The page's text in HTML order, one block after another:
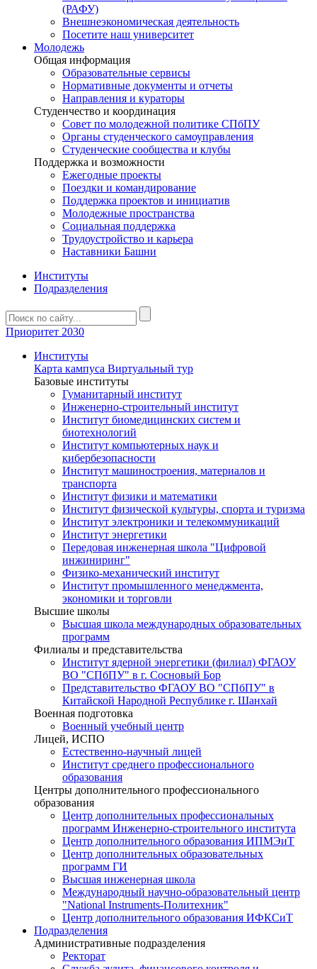
(РАФУ)
Внешнеэкономическая деятельность
Посетите наш университет
Молодежь
Общая информация
Образовательные сервисы
Нормативные документы и отчеты
Направления и кураторы
Студенчество и координация
Совет по молодежной политике СПбПУ
Органы студенческого самоуправления
Студенческие сообщества и клубы
Поддержка и возможности
Ежегодные проекты
Поездки и командирование
Поддержка проектов и инициатив
Молодежные пространства
Социальная поддержка
Трудоустройство и карьера
Наставники Башни
Институты
Подразделения
Приоритет 2030
Институты
Карта кампуса Виртуальный тур
Базовые институты
Гуманитарный институт
Инженерно-строительный институт
Институт биомедицинских систем и
биотехнологий
Институт компьютерных наук и
кибербезопасности
Институт машиностроения, материалов и
транспорта
Институт физики и математики
Институт физической культуры, спорта и туризма
Институт электроники и телекоммуникаций
Институт энергетики
Передовая инженерная школа "Цифровой
инжиниринг"
Физико-механический институт
Институт промышленного менеджмента,
экономики и торговли
Высшие школы
Высшая школа международных образовательных
программ
Филиалы и представительства
Институт ядерной энергетики (филиал) ФГАОУ
ВО "СПбПУ" в г. Сосновый Бор
Представительство ФГАОУ ВО "СПбПУ" в
Китайской Народной Республике г. Шанхай
Военная подготовка
Военный учебный центр
Лицей, ИСПО
Естественно-научный лицей
Институт среднего профессионального
образования
Центры дополнительного профессионального
образования
Центр дополнительных профессиональных
программ Инженерно-строительного института
Центр дополнительного образования ИПМЭиТ
Центр дополнительных образовательных
программ ГИ
Высшая инженерная школа
Международный научно-образовательный центр
"National Instruments-Политехник"
Центр дополнительного образования ИФКСиТ
Подразделения
Административные подразделения
Ректорат